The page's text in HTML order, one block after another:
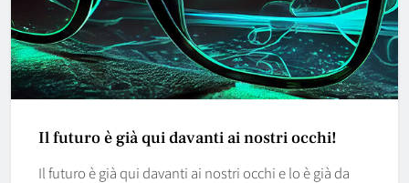
Il futuro è già qui davanti ai nostri occhi!
Il futuro è già qui davanti ai nostri occhi e lo è già da